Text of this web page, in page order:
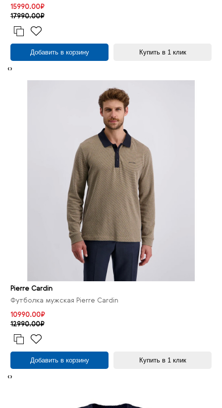
15990.00₽
17990.00₽
Добавить в корзину Купить в 1 клик
‹›
Pierre Cardin
Футболка мужская Pierre Cardin
10990.00₽
12990.00₽
Добавить в корзину Купить в 1 клик
‹›